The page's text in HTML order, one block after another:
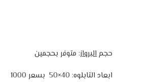
حجمالبرواز: متوفر بحجمين
ابعاد التابلوه: 40×50 بسعر 1000